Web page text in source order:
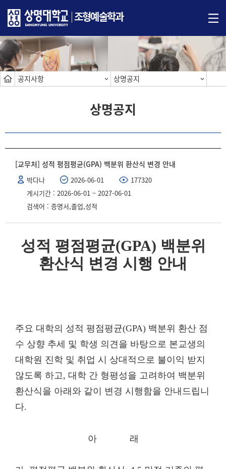
조형예술학과
공지사항 상명공지
상명공지
[교무처] 성적 평점평균(GPA) 백분위 환산식 변경 안내
박다나 2026-06-01
177320
게시기간 : 2026-06-01 ~ 2027-06-01
검색어 : 증명서,졸업,성적
성적 평점평균(GPA) 백분위
환산식 변경 시행 안내
주요 대학의 성적 평점평균(GPA) 백분위 환산 점
수 상향 추세 및 학생 의견을 바탕으로 본교생의
대학원 진학 및 취업 시 상대적으로 불이익 받지
않도록 하고, 대학 간 형평성을 고려하여 백분위
환산식을 아래와 같이 변경 시행함을 안내드립니
다.
아 래